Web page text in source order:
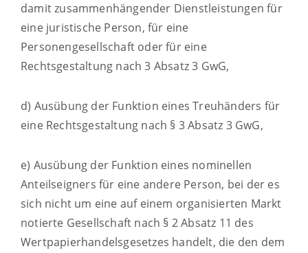
damit zusammenhängender Dienstleistungen für
eine juristische Person, für eine
Personengesellschaft oder für eine
Rechtsgestaltung nach 3 Absatz 3 GwG,
d) Ausübung der Funktion eines Treuhänders für
eine Rechtsgestaltung nach § 3 Absatz 3 GwG,
e) Ausübung der Funktion eines nominellen
Anteilseigners für eine andere Person, bei der es
sich nicht um eine auf einem organisierten Markt
notierte Gesellschaft nach § 2 Absatz 11 des
Wertpapierhandelsgesetzes handelt, die den dem